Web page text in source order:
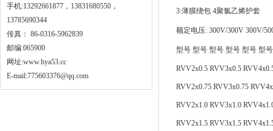
手机:13292661877，13831680550，
13785690344
传真： 86-0316-5962839
邮编:065900
网址:www.hya53.cc
E-mail:775603376@qq.com
3:薄膜绕包 4聚氯乙烯护套
额定电压: 300V/300V 300V/
型号 型号 型号 型号 型号 型
RVV2x0.5 RVV3x0.5
RVV2x0.75 RVV3x0.75
RVV2x1.0 RVV3x1.0
RVV2x1.5 RVV3x1.5